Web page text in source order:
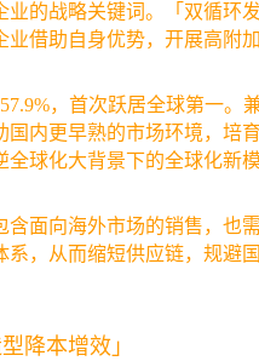
的战略关键词。「双循环
借助自身优势，开展高附
，首次跃居全球第一
内更早熟的市场环境，培
球化大背景下的全球化新模
面向海外市场的销售，也
，从而缩短供应链，规避
降本增效」